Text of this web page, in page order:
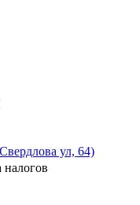
ул, 64)
налогов